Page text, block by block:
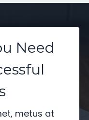
Need
metus at